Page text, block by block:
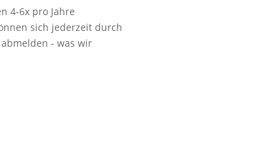
4-6x pro Jahre
sich jederzeit durch
- was wir